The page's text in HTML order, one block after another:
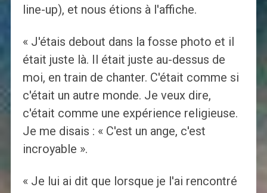
line-up), et nous étions à l'affiche.
« J'étais debout dans la fosse photo et il
était juste là. Il était juste au-dessus de
moi, en train de chanter. C'était comme si
c'était un autre monde. Je veux dire,
c'était comme une expérience religieuse.
Je me disais : « C'est un ange, c'est
incroyable ».
« Je lui ai dit que lorsque je l'ai rencontré